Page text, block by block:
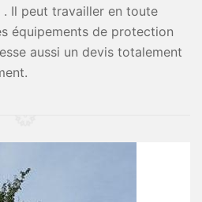
Il peut travailler en toute
équipements de protection
aussi un devis totalement